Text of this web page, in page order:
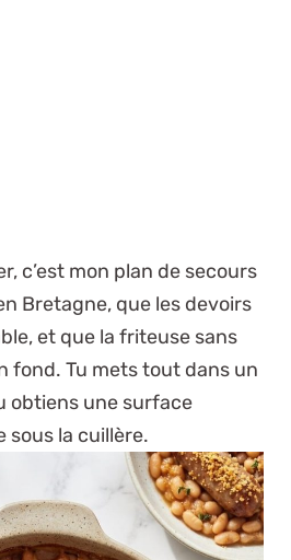
c’est mon plan de secours
Bretagne, que les devoirs
et que la friteuse sans
fond. Tu mets tout dans un
obtiens une surface
sous la cuillère.